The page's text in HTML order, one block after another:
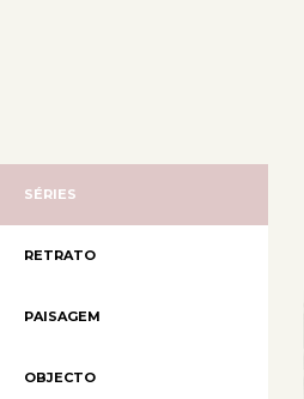
SÉRIES
RETRATO
PAISAGEM
OBJECTO